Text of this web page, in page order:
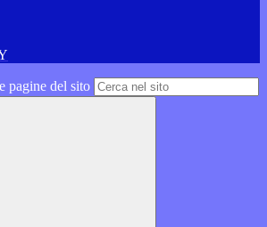
pagine del sito